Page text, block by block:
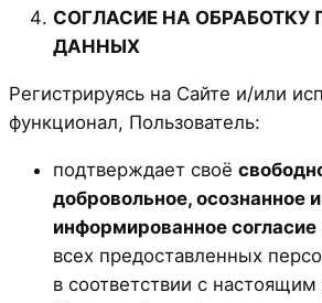
СОГЛАСИЕ НА
ДАННЫХ
Регистрируясь на Сайте и/или
функционал, Пользователь:
подтверждает своё
добровольное, осознанное и
информированное согласие
всех предоставленных
в соответствии с